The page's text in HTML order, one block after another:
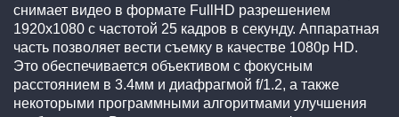
снимает видео в формате FullHD разрешением
1920х1080 с частотой 25 кадров в секунду. Аппаратная
часть позволяет вести съемку в качестве 1080р HD.
Это обеспечивается объективом с фокусным
расстоянием в 3.4мм и диафрагмой f/1.2, а также
некоторыми программными алгоритмами улучшения